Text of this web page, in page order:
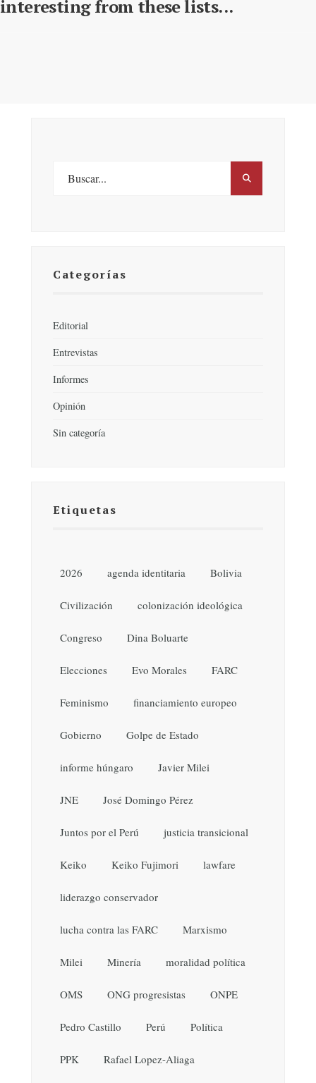
interesting from these lists...
Categorías
Editorial
Entrevistas
Informes
Opinión
Sin categoría
Etiquetas
2026 agenda identitaria Bolivia
Civilización colonización ideológica
Congreso Dina Boluarte
Elecciones Evo Morales FARC
Feminismo financiamiento europeo
Gobierno Golpe de Estado
informe húngaro Javier Milei
JNE José Domingo Pérez
Juntos por el Perú justicia transicional
Keiko Keiko Fujimori lawfare
liderazgo conservador
lucha contra las FARC Marxismo
Milei Minería moralidad política
OMS ONG progresistas ONPE
Pedro Castillo Perú Política
PPK Rafael Lopez-Aliaga